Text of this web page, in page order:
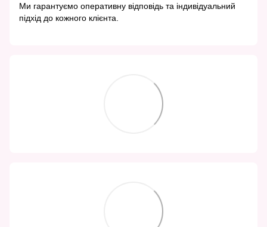
Ми гарантуємо оперативну відповідь та індивідуальний
підхід до кожного клієнта.